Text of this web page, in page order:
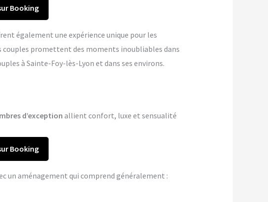
Booking
également une expérience unique pour les
couples promettent des moments inoubliables dans
à Sainte-Foy-lès-Lyon et dans ses environs.
d’exception allient confort, luxe et sensualité
Booking
un aménagement qui comprend généralement :